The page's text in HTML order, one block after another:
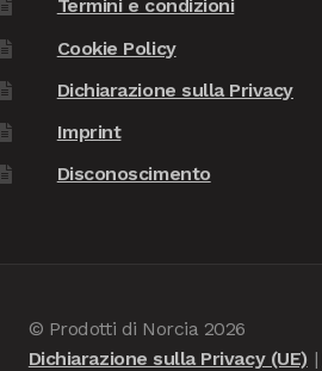
Termini e condizioni
Cookie Policy
Dichiarazione sulla Privacy
Imprint
Disconoscimento
© Prodotti di Norcia 2026
Dichiarazione sulla Privacy (UE)